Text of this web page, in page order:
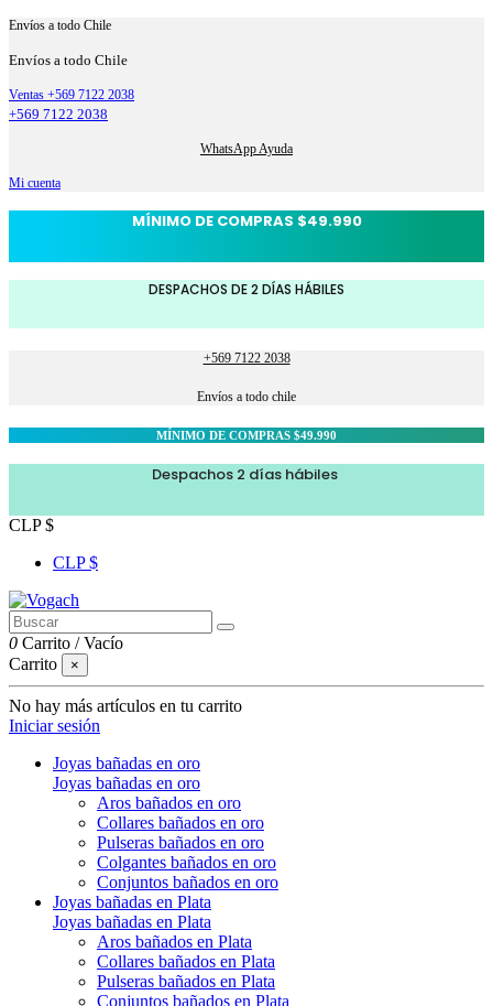
Envíos a todo Chile
Envíos a todo Chile
Ventas +569 7122 2038
+569 7122 2038
WhatsApp Ayuda
Mi cuenta
MÍNIMO DE COMPRAS $49.990
DESPACHOS DE 2 DÍAS HÁBILES
+569 7122 2038
Envíos a todo chile
MÍNIMO DE COMPRAS $49.990
Despachos 2 días hábiles
CLP $
CLP $
0 Carrito /Vacío
Carrito
×
No hay más artículos en tu carrito
Iniciar sesión
Joyas bañadas en oro
Joyas bañadas en oro
Aros bañados en oro
Collares bañados en oro
Pulseras bañados en oro
Colgantes bañados en oro
Conjuntos bañados en oro
Joyas bañadas en Plata
Joyas bañadas en Plata
Aros bañados en Plata
Collares bañados en Plata
Pulseras bañados en Plata
Conjuntos bañados en Plata